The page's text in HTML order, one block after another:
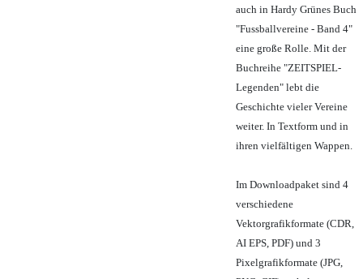
auch in Hardy Grünes Buch
"Fussballvereine - Band 4"
eine große Rolle. Mit der
Buchreihe "ZEITSPIEL-
Legenden" lebt die
Geschichte vieler Vereine
weiter. In Textform und in
ihren vielfältigen Wappen.
Im Downloadpaket sind 4
verschiedene
Vektorgrafikformate (CDR,
AI EPS, PDF) und 3
Pixelgrafikformate (JPG,